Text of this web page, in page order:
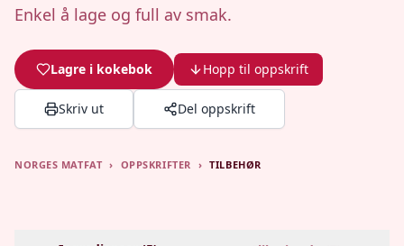
Enkel å lage og full av smak.
Lagre i kokebok Hopp til oppskrift
Skriv ut Del oppskrift
NORGES MATFAT › OPPSKRIFTER › TILBEHØR